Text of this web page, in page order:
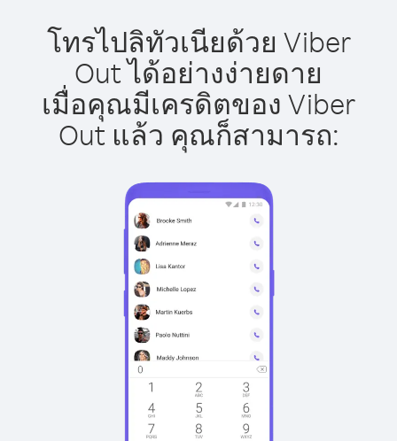
โทรไปลิทัวเนียด้วย Viber
Out ได้อย่างง่ายดาย
เมื่อคุณมีเครดิตของ Viber
Out แล้ว คุณก็สามารถ: